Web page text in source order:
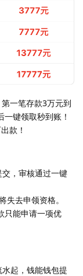
一笔存款3万元到
键领取秒到账！
款！
，审核通过一键
去申领资格。
只能申请一项优
起，钱能钱包提